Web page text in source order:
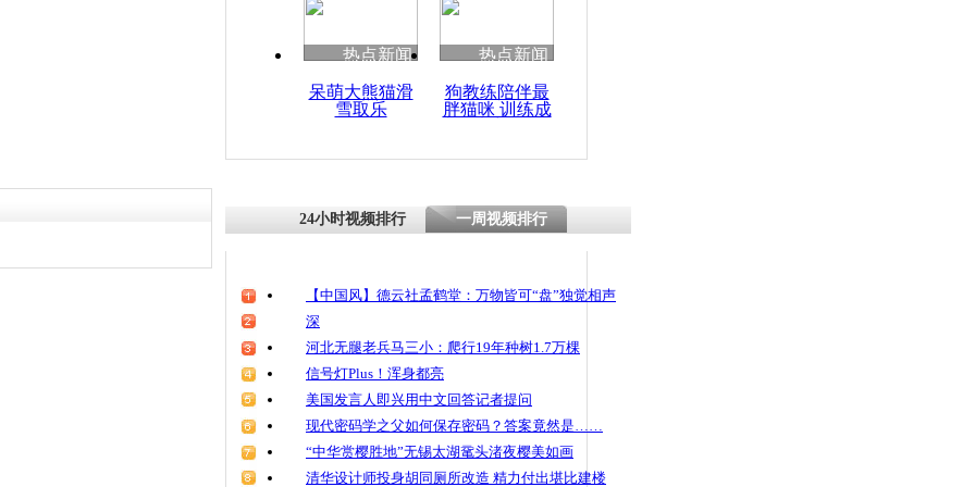
魂
热点新闻
呆萌大熊猫滑
雪取乐
热点新闻
狗教练陪伴最
胖猫咪 训练成
24小时视频排行 一周视频排行
【中国风】德云社孟鹤堂：万物皆可“盘”独觉相声
深
河北无腿老兵马三小：爬行19年种树1.7万棵
信号灯Plus！浑身都亮
美国发言人即兴用中文回答记者提问
现代密码学之父如何保存密码？答案竟然是……
“中华赏樱胜地”无锡太湖鼋头渚夜樱美如画
清华设计师投身胡同厕所改造 精力付出堪比建楼